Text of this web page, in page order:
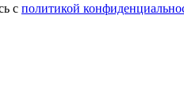
с политикой